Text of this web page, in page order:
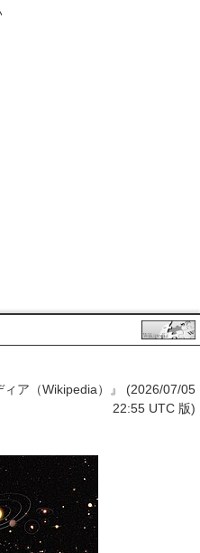
ア（Wikipedia）』 (2026/07/05
22:55 UTC 版)